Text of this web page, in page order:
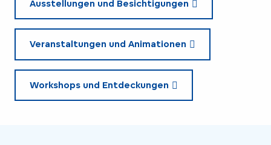
Ausstellungen und Besichtigungen
Veranstaltungen und Animationen
Workshops und Entdeckungen